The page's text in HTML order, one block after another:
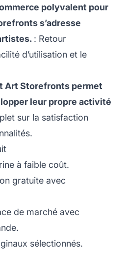
polyvalent pour
s’adresse
: Retour
d’utilisation et le
Art Storefronts permet
leur propre activité
sur la satisfaction
à faible coût.
gratuite avec
de marché avec
sélectionnés.